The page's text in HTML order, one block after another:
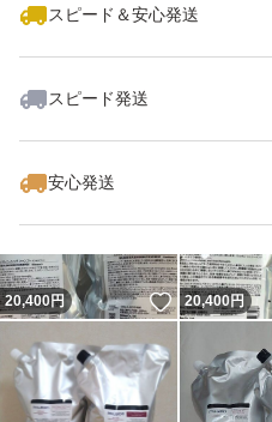
スピード＆安心発送
スピード発送
安心発送
20,400円 いいね！
20,400円